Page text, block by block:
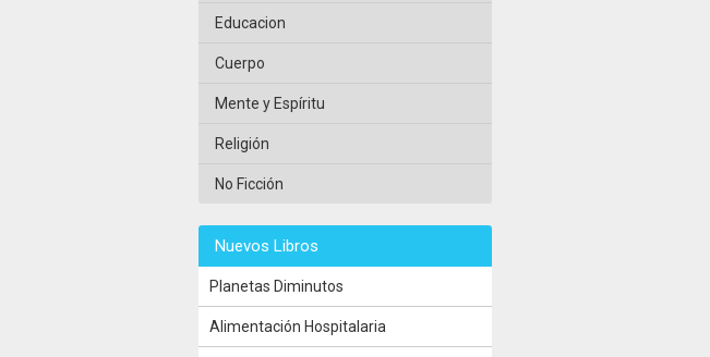
Educacion
Cuerpo
Mente y Espíritu
Religión
No Ficción
Nuevos Libros
Planetas Diminutos
Alimentación Hospitalaria